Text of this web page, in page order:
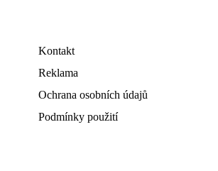
Kontakt
Reklama
Ochrana osobních údajů
Podmínky použití